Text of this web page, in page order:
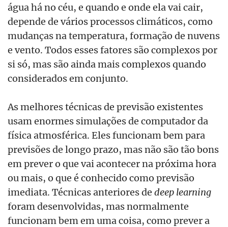
água há no céu, e quando e onde ela vai cair,
depende de vários processos climáticos, como
mudanças na temperatura, formação de nuvens
e vento. Todos esses fatores são complexos por
si só, mas são ainda mais complexos quando
considerados em conjunto.
As melhores técnicas de previsão existentes
usam enormes simulações de computador da
física atmosférica. Eles funcionam bem para
previsões de longo prazo, mas não são tão bons
em prever o que vai acontecer na próxima hora
ou mais, o que é conhecido como previsão
imediata. Técnicas anteriores de deep learning
foram desenvolvidas, mas normalmente
funcionam bem em uma coisa, como prever a